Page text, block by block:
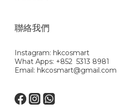
聯絡我們
Instagram: hkcosmart
What Apps: +852 5313 8981
Email: hkcosmart@gmail.com